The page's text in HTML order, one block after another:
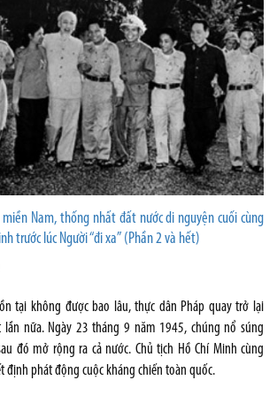
Nam, thống nhất đất nước di nguyện cuối cùng
trước lúc Người “đi xa” (Phần 2 và hết)
tại không được bao lâu, thực dân Pháp quay trở lại
nữa. Ngày 23 tháng 9 năm 1945, chúng nổ súng
đó mở rộng ra cả nước. Chủ tịch Hồ Chí Minh cùng
định phát động cuộc kháng chiến toàn quốc.